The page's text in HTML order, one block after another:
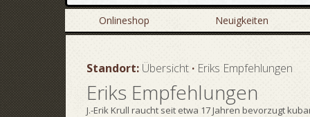
Onlineshop Neuigkeiten
Standort: Übersicht· Eriks Empfehlungen
Eriks Empfehlungen
J.-Erik Krull raucht seit etwa 17 Jahren bevorzugt